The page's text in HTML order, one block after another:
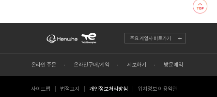
주요 계열사 바로가기
온라인 주문 온라인구매/계약 제보하기 방문예약
사이트맵 법적고지 개인정보처리방침 위치정보 이용약관